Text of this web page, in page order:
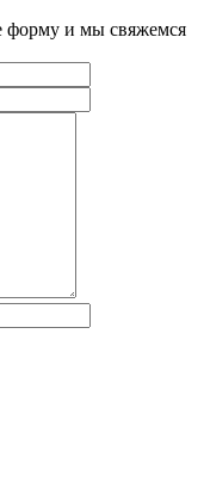
форму и мы свяжемся